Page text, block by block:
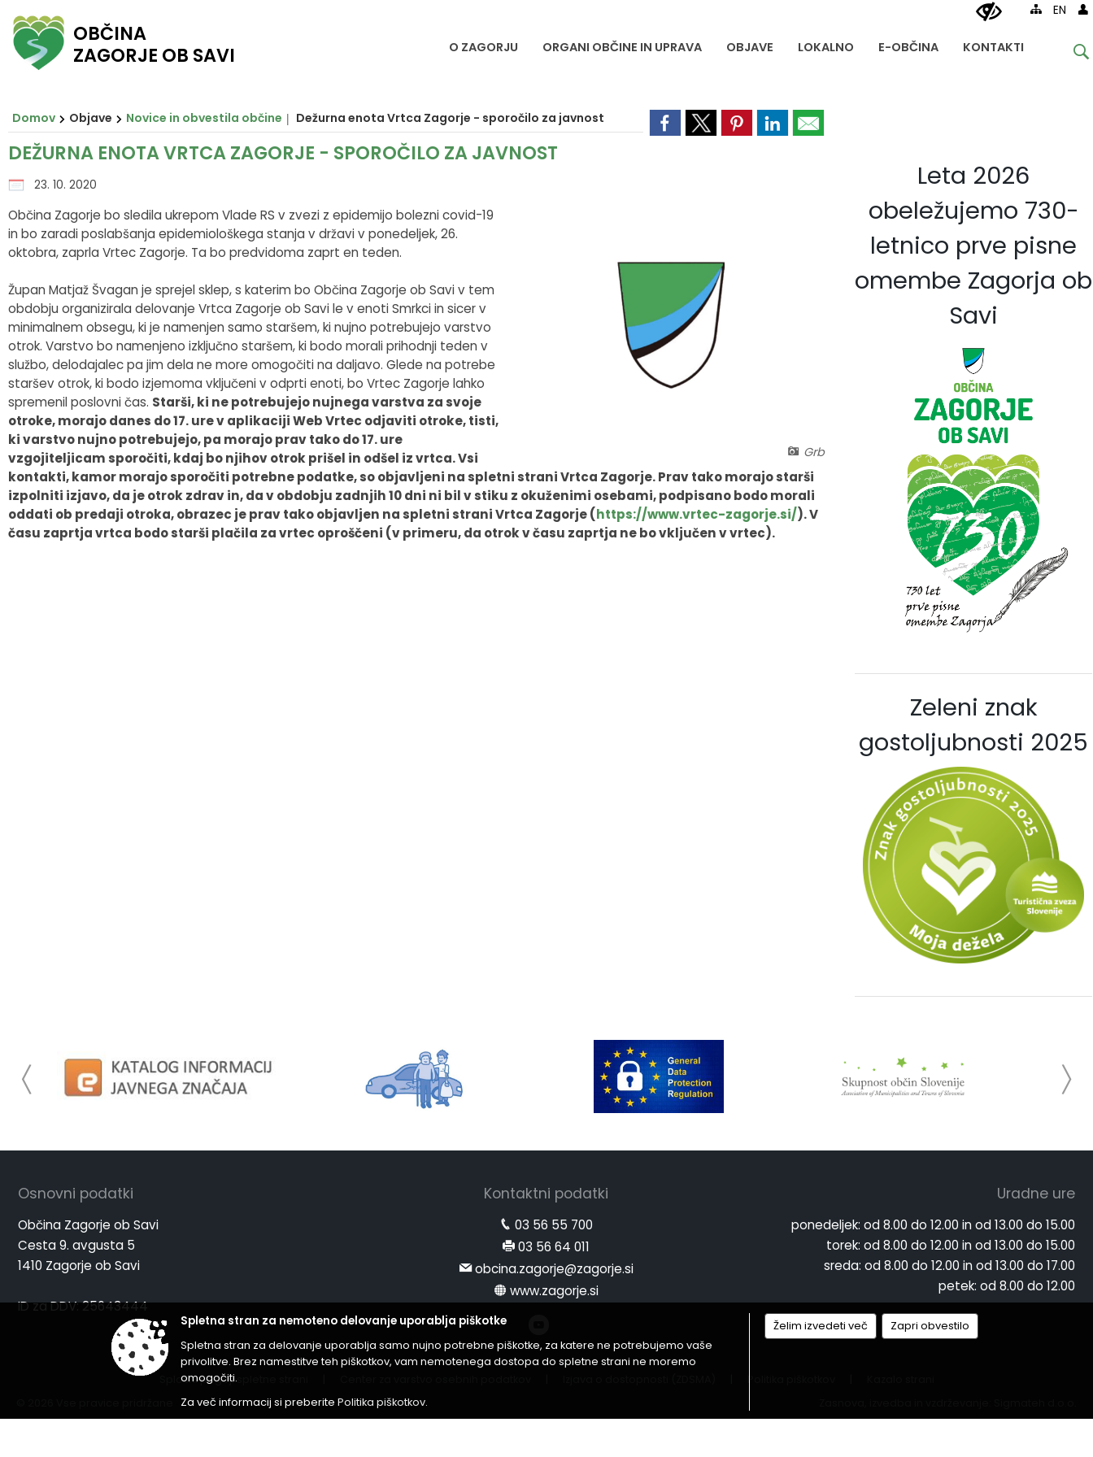
EN
OBČINA
ZAGORJE OB SAVI
O ZAGORJU ORGANI OBČINE IN UPRAVA OBJAVE LOKALNO E-OBČINA KONTAKTI
Domov Objave Novice in obvestila občine Dežurna enota Vrtca Zagorje - sporočilo za javnost
DEŽURNA ENOTA VRTCA ZAGORJE - SPOROČILO ZA JAVNOST
23. 10. 2020
Grb
Občina Zagorje bo sledila ukrepom Vlade RS v zvezi z epidemijo bolezni covid-19
in bo zaradi poslabšanja epidemiološkega stanja v državi v ponedeljek, 26.
oktobra, zaprla Vrtec Zagorje. Ta bo predvidoma zaprt en teden.
Župan Matjaž Švagan je sprejel sklep, s katerim bo Občina Zagorje ob Savi v tem
obdobju organizirala delovanje Vrtca Zagorje ob Savi le v enoti Smrkci in sicer v
minimalnem obsegu, ki je namenjen samo staršem, ki nujno potrebujejo varstvo
otrok. Varstvo bo namenjeno izključno staršem, ki bodo morali prihodnji teden v
službo, delodajalec pa jim dela ne more omogočiti na daljavo. Glede na potrebe
staršev otrok, ki bodo izjemoma vključeni v odprti enoti, bo Vrtec Zagorje lahko
spremenil poslovni čas. Starši, ki ne potrebujejo nujnega varstva za svoje
otroke, morajo danes do 17. ure v aplikaciji Web Vrtec odjaviti otroke, tisti,
ki varstvo nujno potrebujejo, pa morajo prav tako do 17. ure
vzgojiteljicam sporočiti, kdaj bo njihov otrok prišel in odšel iz vrtca. Vsi
kontakti, kamor morajo sporočiti potrebne podatke, so objavljeni na spletni strani Vrtca Zagorje. Prav tako morajo starši
izpolniti izjavo, da je otrok zdrav in, da v obdobju zadnjih 10 dni ni bil v stiku z okuženimi osebami, podpisano bodo morali
oddati ob predaji otroka, obrazec je prav tako objavljen na spletni strani Vrtca Zagorje (https://www.vrtec-zagorje.si/). V
času zaprtja vrtca bodo starši plačila za vrtec oproščeni (v primeru, da otrok v času zaprtja ne bo vključen v vrtec).
Leta 2026
obeležujemo 730-
letnico prve pisne
omembe Zagorja ob
Savi
Zeleni znak
gostoljubnosti 2025
Osnovni podatki
Občina Zagorje ob Savi
Cesta 9. avgusta 5
1410 Zagorje ob Savi
ID za DDV: 25643444
Kontaktni podatki
03 56 55 700
03 56 64 011
obcina.zagorje@zagorje.si
www.zagorje.si
Uradne ure
ponedeljek: od 8.00 do 12.00 in od 13.00 do 15.00
torek: od 8.00 do 12.00 in od 13.00 do 15.00
sreda: od 8.00 do 12.00 in od 13.00 do 17.00
petek: od 8.00 do 12.00
Splošni pogoji spletne strani
Spletna stran za nemoteno delovanje uporablja piškotke
Spletna stran za delovanje uporablja samo nujno potrebne piškotke, za katere ne potrebujemo vaše
privolitve. Brez namestitve teh piškotkov, vam nemotenega dostopa do spletne strani ne moremo
omogočiti.
Za več informacij si preberite Politika piškotkov.
Želim izvedeti več Zapri obvestilo
O ZAGORJU
Zagorje nekoč
Zagorje danes
Občinski praznik
Občinski nagrajenci
Grb in zastava
Pobratene občine
Fotogalerija
Podžupan
Občinski svet
Nadzorni odbor
Občinska uprava
Krajevne skupnosti
Civilna zaščita
Občinska volilna komisija
Medobčinski inšpektorat in redarstvo
Občinski svet
Seje občinskega sveta
Posnetki sej
Delovna telesa
OBJAVE
Razpisi in objave
Predpisi občine
Proračuni občine
Prostorski akti občine
Projekti in investicije
Lokalni utrip
Koledar dogodkov
Zapore cest
Okoljski podatki
Lokalne volitve
LOKALNO
Društva in združenja
Pomembni kontakti
Slovo naših občanov
E-OBČINA
Predlogi in pobude
E-obveščanje
Za pričetek iskanja kliknite na puščico >